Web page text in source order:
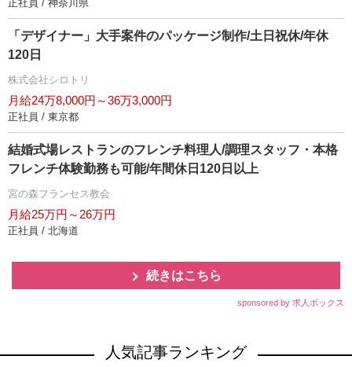
正社員 / 神奈川県
「デザイナー」大手案件のパッケージ制作/土日祝休/年休
120日
株式会社シロトリ
月給24万8,000円～36万3,000円
正社員 / 東京都
結婚式場レストランのフレンチ料理人/調理スタッフ・本格
フレンチ体験勤務も可能/年間休日120日以上
宮の森フランセス教会
月給25万円～26万円
正社員 / 北海道
続きはこちら
sponsored by 求人ボックス
人気記事ランキング